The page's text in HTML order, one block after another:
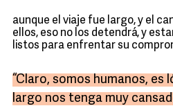
aunque el viaje fue largo, y el
ellos, eso no los detendrá, y
listos para enfrentar su
“Claro, somos humanos, es
largo nos tenga muy